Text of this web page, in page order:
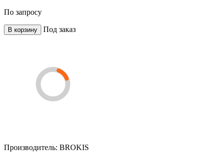
По запросу
В корзину Под заказ
Производитель: BROKIS